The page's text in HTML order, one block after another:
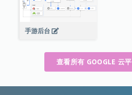
手游后台
查看所有 GOOGLE 云